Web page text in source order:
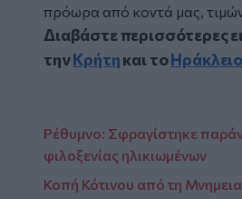
πρόωρα από κοντά μας,
Διαβάστε περισσότερες
τηνΚρήτηκαι τοΗράκλειο
Ρέθυμνο: Σφραγίστηκε
φιλοξενίας ηλικιωμένων
Κοπή Κότινου από τη